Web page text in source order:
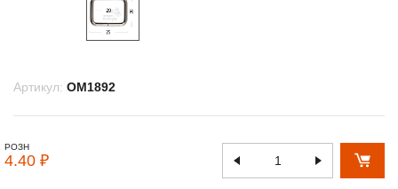
Артикул: OM1892
РОЗН
4.40 ₽